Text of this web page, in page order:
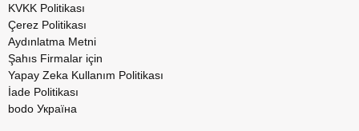
KVKK Politikası
Çerez Politikası
Aydınlatma Metni
Şahıs Firmalar için
Yapay Zeka Kullanım Politikası
İade Politikası
bodo Україна